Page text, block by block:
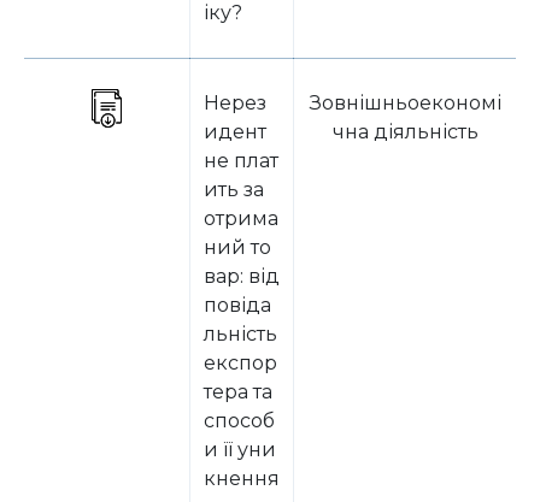
іку?
Нерез
идент
не плат
ить за
отрима
ний то
вар: від
повіда
льність
експор
тера та
способ
и її уни
кнення
Зовнішньоекономі
чна діяльність